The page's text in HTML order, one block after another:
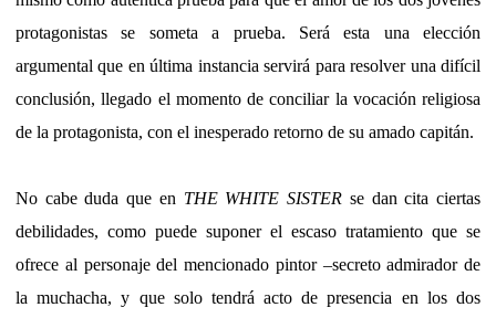
protagonistas se someta a prueba. Será esta una elección
argumental que en última instancia servirá para resolver una difícil
conclusión, llegado el momento de conciliar la vocación religiosa
de la protagonista, con el inesperado retorno de su amado capitán.
No cabe duda que en THE WHITE SISTER se dan cita ciertas
debilidades, como puede suponer el escaso tratamiento que se
ofrece al personaje del mencionado pintor –secreto admirador de
la muchacha, y que solo tendrá acto de presencia en los dos